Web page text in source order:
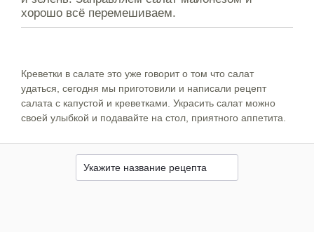
хорошо всё перемешиваем.
Креветки в салате это уже говорит о том что салат
удаться, сегодня мы приготовили и написали рецепт
салата с капустой и креветками. Украсить салат можно
своей улыбкой и подавайте на стол, приятного аппетита.